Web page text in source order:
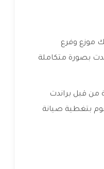
موزع وفرع
بصورة متكاملة
من قبل براندت
بتغطية صيانة